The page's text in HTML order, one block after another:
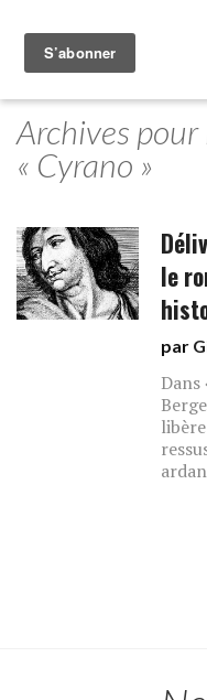
Archives
« Cyrano »
le
par
Dans